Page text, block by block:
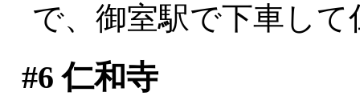
で、御室駅で下車して
#6 仁和寺